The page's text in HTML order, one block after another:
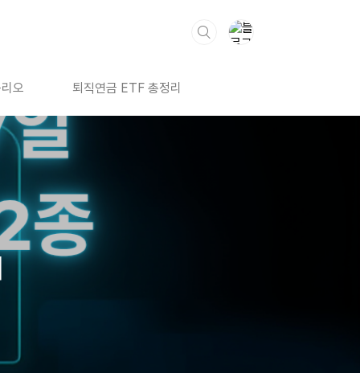
오 퇴직연금 ETF 총정리